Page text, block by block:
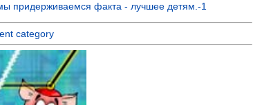
придерживаемся факта - лучшее детям.-1
category